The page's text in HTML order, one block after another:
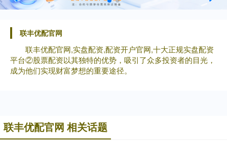
联丰优配官网
联丰优配官网,实盘配资,配资开户官网,十大正规实盘配资
平台②股票配资以其独特的优势，吸引了众多投资者的目光，
成为他们实现财富梦想的重要途径。
联丰优配官网 相关话题